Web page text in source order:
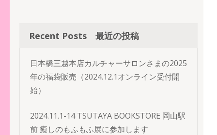
ー
シ
ョ
ン
Recent Posts 最近の投稿
日本橋三越本店カルチャーサロンさまの2025
年の福袋販売（2024.12.1オンライン受付開
始）
2024.11.1-14 TSUTAYA BOOKSTORE 岡山駅
前 癒しのもふもふ展に参加します